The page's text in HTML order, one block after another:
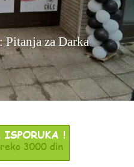
za Darka